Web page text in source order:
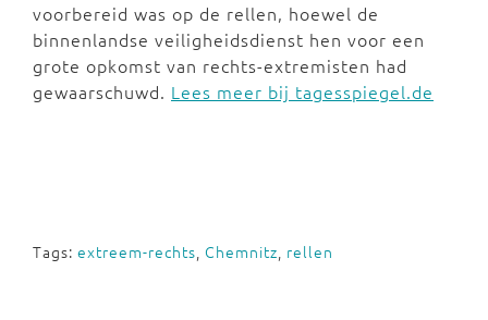
voorbereid was op de rellen, hoewel de
binnenlandse veiligheidsdienst hen voor een
grote opkomst van rechts-extremisten had
gewaarschuwd. Lees meer bij tagesspiegel.de
Tags: extreem-rechts, Chemnitz, rellen